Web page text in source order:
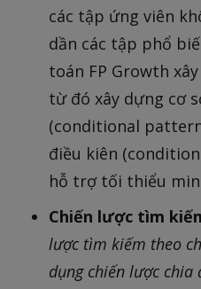
các tập ứng viên
dần các tập phổ
toán FP Growth
từ đó xây dựng cơ
(conditional
điều kiên
hỗ trợ tối thiểu
Chiến lược tìm
lược tìm kiếm theo
dụng chiến lược chia